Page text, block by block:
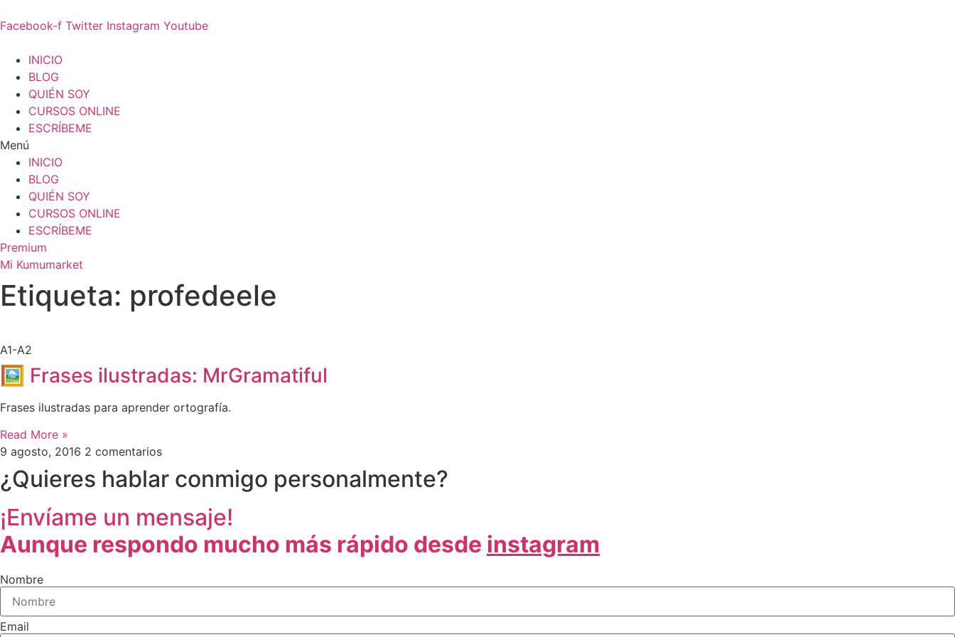
al
Facebook-f Twitter Instagram Youtube
INICIO
BLOG
QUIÉN SOY
CURSOS ONLINE
ESCRÍBEME
Menú
INICIO
BLOG
QUIÉN SOY
CURSOS ONLINE
ESCRÍBEME
Premium
Mi Kumumarket
Etiqueta: profedeele
A1-A2
🖼 Frases ilustradas: MrGramatiful
Frases ilustradas para aprender ortografía.
Read More »
9 agosto, 2016 2 comentarios
¿Quieres hablar conmigo personalmente?
¡Envíame un mensaje!
Aunque respondo mucho más rápido desde instagram
Nombre
Email